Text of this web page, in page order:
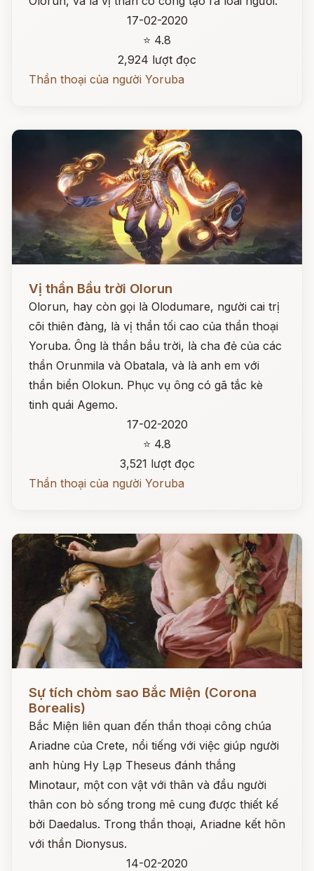
17-02-2020
⭐ 4.8
2,924 lượt đọc
Thần thoại của người Yoruba
Đọc ngay
Vị thần Bầu trời Olorun
Olorun, hay còn gọi là Olodumare, người cai trị
cõi thiên đàng, là vị thần tối cao của thần thoại
Yoruba. Ông là thần bầu trời, là cha đẻ của các
thần Orunmila và Obatala, và là anh em với
thần biển Olokun. Phục vụ ông có gã tắc kè
tinh quái Agemo.
17-02-2020
⭐ 4.8
3,521 lượt đọc
Thần thoại của người Yoruba
Sự tích chòm sao Bắc Miện (Corona
Borealis)
Bắc Miện liên quan đến thần thoại công chúa
Ariadne của Crete, nổi tiếng với việc giúp người
anh hùng Hy Lạp Theseus đánh thắng
Minotaur, một con vật với thân và đầu người
thân con bò sống trong mê cung được thiết kế
bởi Daedalus. Trong thần thoại, Ariadne kết hôn
với thần Dionysus.
14-02-2020